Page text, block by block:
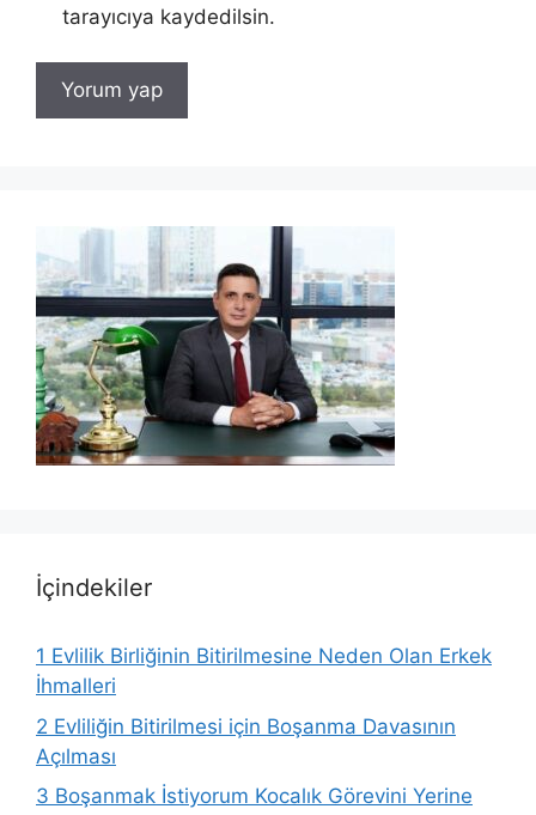
tarayıcıya kaydedilsin.
İçindekiler
1 Evlilik Birliğinin Bitirilmesine Neden Olan Erkek
İhmalleri
2 Evliliğin Bitirilmesi için Boşanma Davasının
Açılması
3 Boşanmak İstiyorum Kocalık Görevini Yerine